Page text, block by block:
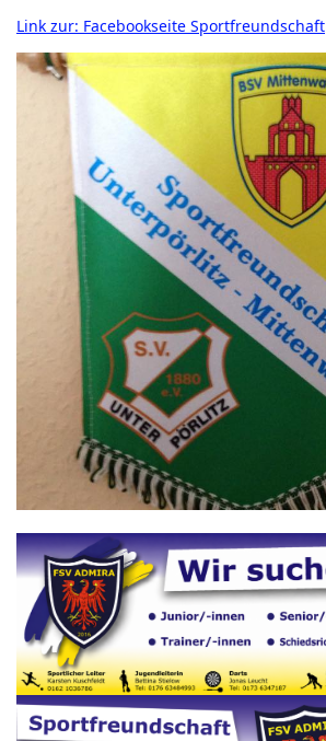
Link zur: Facebookseite Sportfreundschaft